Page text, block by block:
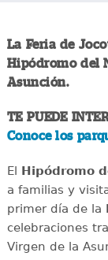
La Feria de
Hipódromo del
Asunción.
TE PUEDE
Conoce los
El Hipódromo
a familias y
primer día de la
celebraciones
Virgen de la